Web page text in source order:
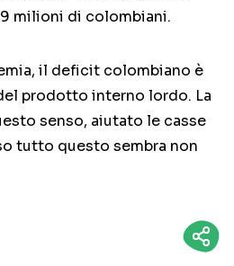
milioni di colombiani.
il deficit colombiano è
prodotto interno lordo. La
senso, aiutato le casse
tutto questo sembra non